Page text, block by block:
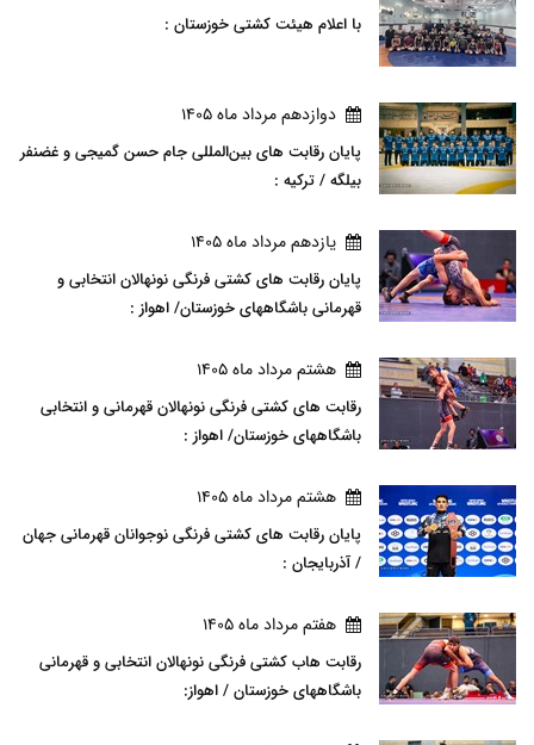
با اعلام هیئت کشتی خوزستان :
دوازدهم مرداد ماه 1405
پایان رقابت های بین‌المللی جام حسن گمیجی و غضنفر
بیلگه / ترکیه :
يازدهم مرداد ماه 1405
پایان رقابت های کشتی فرنگی نونهالان انتخابی و
قهرمانی باشگاههای خوزستان/ اهواز :
هشتم مرداد ماه 1405
رقابت های کشتی فرنگی نونهالان قهرمانی و انتخابی
باشگاههای خوزستان/ اهواز :
هشتم مرداد ماه 1405
پایان رقابت های کشتی فرنگی نوجوانان قهرمانی جهان
/ آذربایجان :
هفتم مرداد ماه 1405
رقابت هاب کشتی فرنگی نونهالان انتخابی و قهرمانی
باشگاههای خوزستان / اهواز: